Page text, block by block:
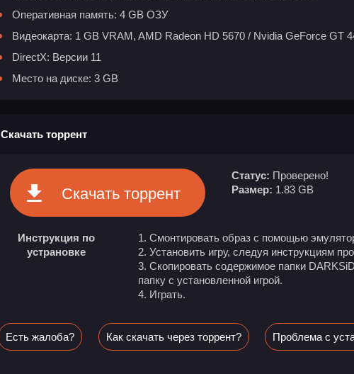
Оперативная память: 4 GB ОЗУ
Видеокарта: 1 GB VRAM, AMD Radeon HD 5670 / Nvidia GeForce GT
DirectX: Версии 11
Место на диске: 3 GB
Скачать торрент
Скачать торрент
Статус: Проверено!
Размер: 1.83 GB
Инструкция по
устрановке
Смонтировать образ с помощью
Установить игру, следуя инструкциям
Скопировать содержимое папки
папку с установленной игрой.
Играть.
Есть жалоба? Как скачать через торрент? Проблема с